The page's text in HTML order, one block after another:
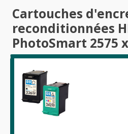
Cartouches
reconditionnées
PhotoSmart 2575